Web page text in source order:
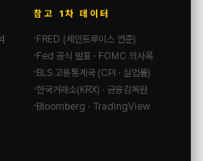
참고 1차 데이터
FRED (세인트루이스 연준)
Fed 공식 발표 · FOMC 의사록
BLS 고용통계국 (CPI · 실업률)
한국거래소(KRX) · 금융감독원
Bloomberg · TradingView